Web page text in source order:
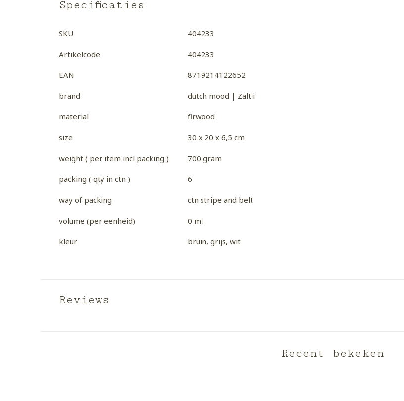
Specificaties
SKU 404233
Artikelcode 404233
EAN 8719214122652
brand dutch mood | Zaltii
material firwood
size 30 x 20 x 6,5 cm
weight ( per item incl packing ) 700 gram
packing ( qty in ctn ) 6
way of packing ctn stripe and belt
volume (per eenheid) 0 ml
kleur bruin, grijs, wit
Reviews
Recent bekeken